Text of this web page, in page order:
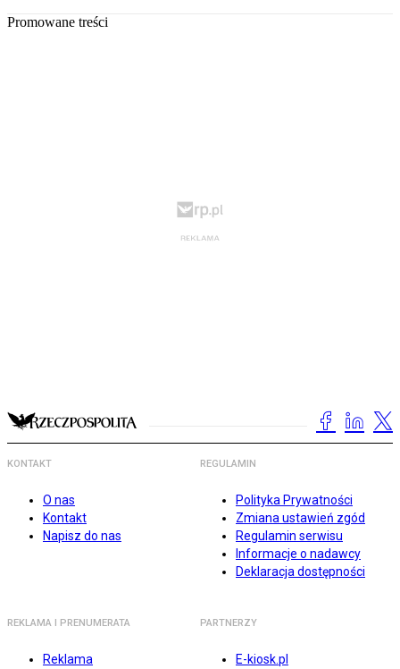
Promowane treści
KONTAKT
O nas
Kontakt
Napisz do nas
REGULAMIN
Polityka Prywatności
Zmiana ustawień zgód
Regulamin serwisu
Informacje o nadawcy
Deklaracja dostępności
REKLAMA I PRENUMERATA
Reklama
PARTNERZY
E-kiosk.pl